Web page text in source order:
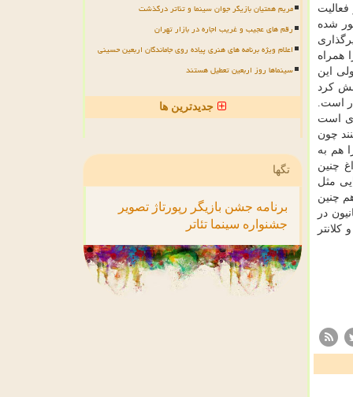
شده
همراه
این
كرد
است.
ای است
چون
هم به
چنین
مثل
چنین
در
مریم همتیان بازیگر جوان سینما و تئاتر درگذشت
رقم های عجیب و غریب اجاره در بازار تهران
اعلام ویژه برنامه های هنری پیاده روی جاماندگان اربعین حسینی
سینماها روز اربعین تعطیل هستند
جدیدترین ها
تگها
برنامه جشن بازیگر رپورتاژ تصویر
جشنواره سینما تئاتر